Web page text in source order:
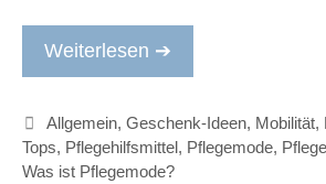
Weiterlesen ➔
Kategorien
Allgemein,Geschenk-Ideen, Mobilität,
Tops, Pflegehilfsmittel, Pflegemode,
Was ist Pflegemode?